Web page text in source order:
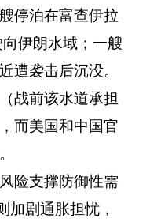
停泊在富查伊拉
伊朗水域；一艘
遭袭击后沉没。
战前该水道承担
而美国和中国官
险支撑防御性需
加剧通胀担忧，